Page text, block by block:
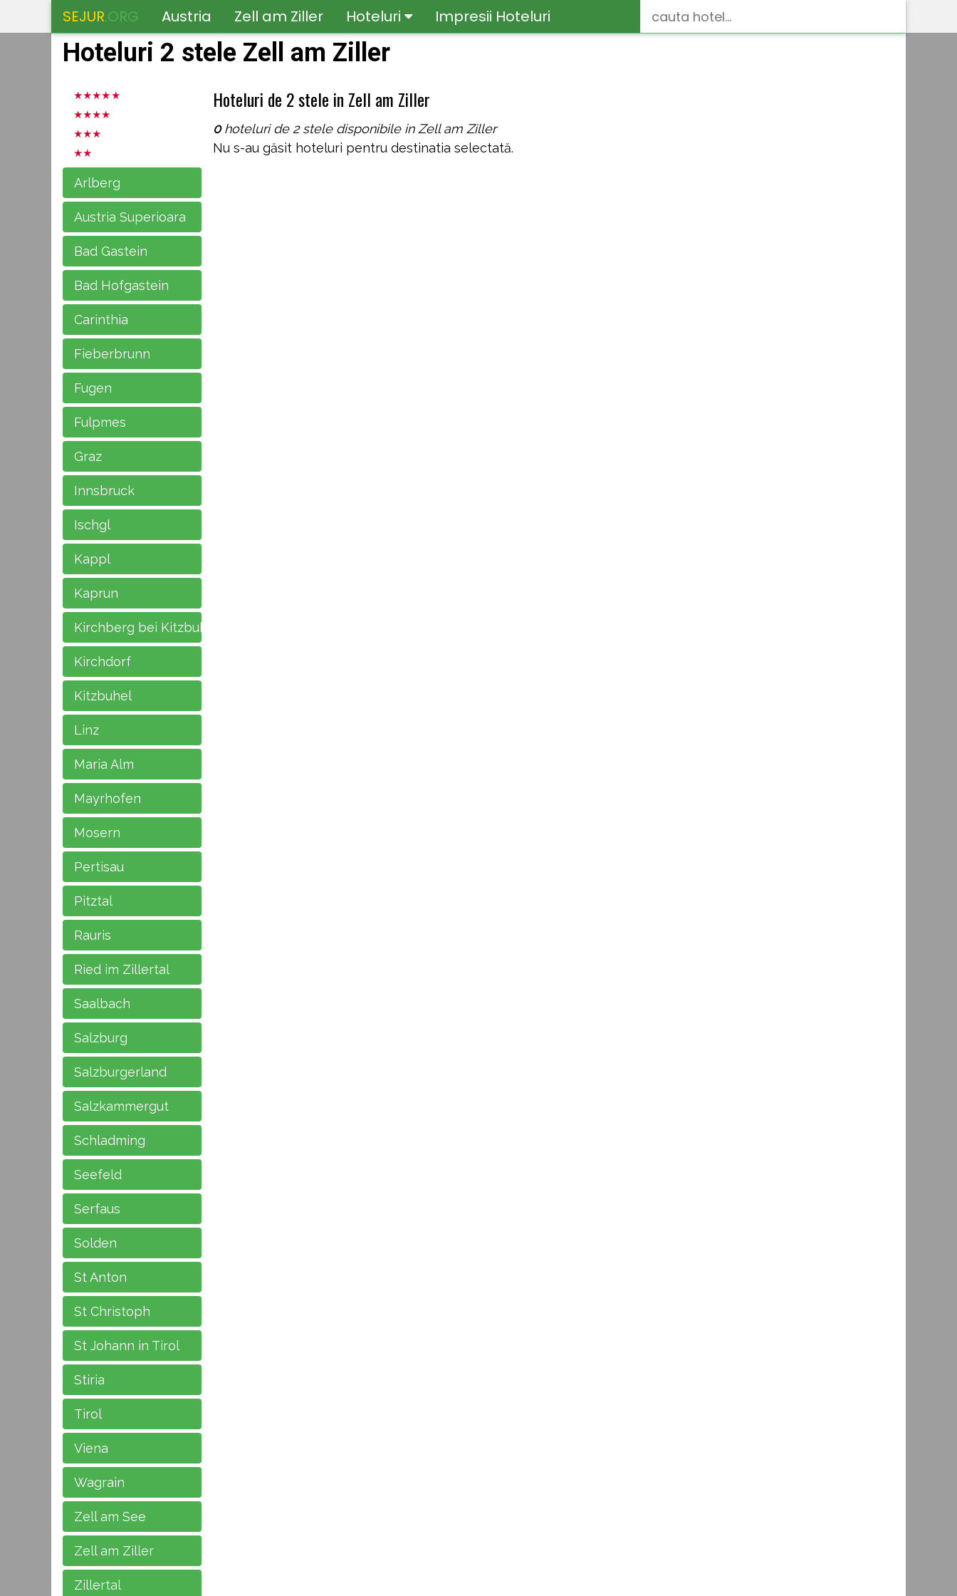
SEJUR.ORG Austria Zell am Ziller Hoteluri Impresii Hoteluri
Hoteluri 2 stele Zell am Ziller
Arlberg
Austria Superioara
Bad Gastein
Bad Hofgastein
Carinthia
Fieberbrunn
Fugen
Fulpmes
Graz
Innsbruck
Ischgl
Kappl
Kaprun
Kirchberg bei Kitzbuhel
Kirchdorf
Kitzbuhel
Linz
Maria Alm
Mayrhofen
Mosern
Pertisau
Pitztal
Rauris
Ried im Zillertal
Saalbach
Salzburg
Salzburgerland
Salzkammergut
Schladming
Seefeld
Serfaus
Solden
St Anton
St Christoph
St Johann in Tirol
Stiria
Tirol
Viena
Wagrain
Zell am See
Zell am Ziller
Zillertal
Hoteluri de 2 stele in Zell am Ziller
0hoteluri de 2 stele disponibile in Zell am Ziller
Nu s-au găsit hoteluri pentru destinatia selectată.